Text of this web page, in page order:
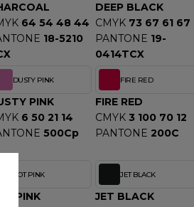
64 54 48 44
18-5210
DEEP BLACK
CMYK 73 67 61 67
PANTONE 19-
0414TCX
DUSTY PINK
PINK
6 50 21 14
500Cp
FIRE RED
FIRE RED
CMYK 3 100 70 12
PANTONE 200C
HOT PINK
PINK
JET BLACK
JET BLACK